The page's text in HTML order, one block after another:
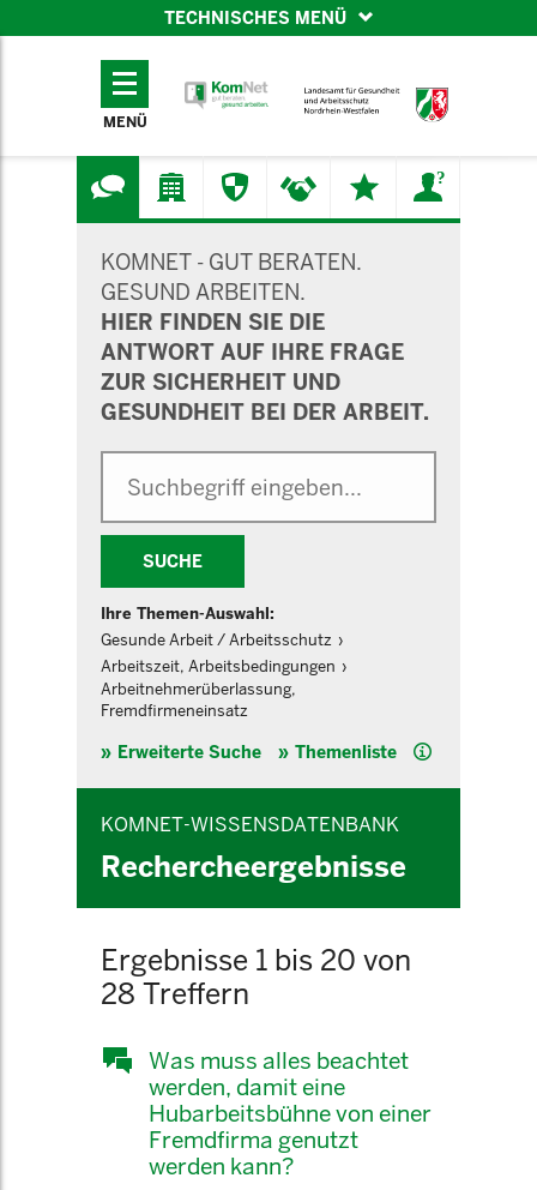
TECHNISCHES MENÜ
TECHNISCHES
MENÜ
KOMNET - GUT BERATEN.
GESUND ARBEITEN.
HIER FINDEN SIE DIE
ANTWORT AUF IHRE FRAGE
ZUR SICHERHEIT UND
GESUNDHEIT BEI DER ARBEIT.
SUCHE
Ihre Themen-Auswahl:
Gesunde Arbeit / Arbeitsschutz
Arbeitszeit, Arbeitsbedingungen
Arbeitnehmerüberlassung,
Fremdfirmeneinsatz
Erweiterte Suche Themenliste Hilfe
KOMNET-WISSENSDATENBANK
Rechercheergebnisse
Ergebnisse 1 bis 20 von
28 Treffern
Was muss alles beachtet
werden, damit eine
Hubarbeitsbühne von einer
Fremdfirma genutzt
werden kann?